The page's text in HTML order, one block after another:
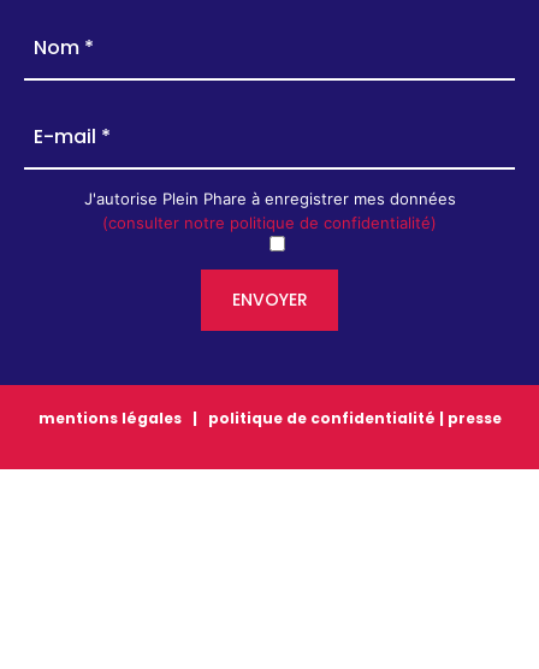
J'autorise Plein Phare à enregistrer mes données
(consulter notre politique de confidentialité)
mentions légales| politique de confidentialité | presse